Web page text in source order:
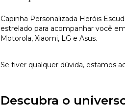
Capinha Personalizada Heróis
estrelado para acompanhar você
Motorola, Xiaomi, LG e Asus.
Se tiver qualquer dúvida, estamos
Descubra o